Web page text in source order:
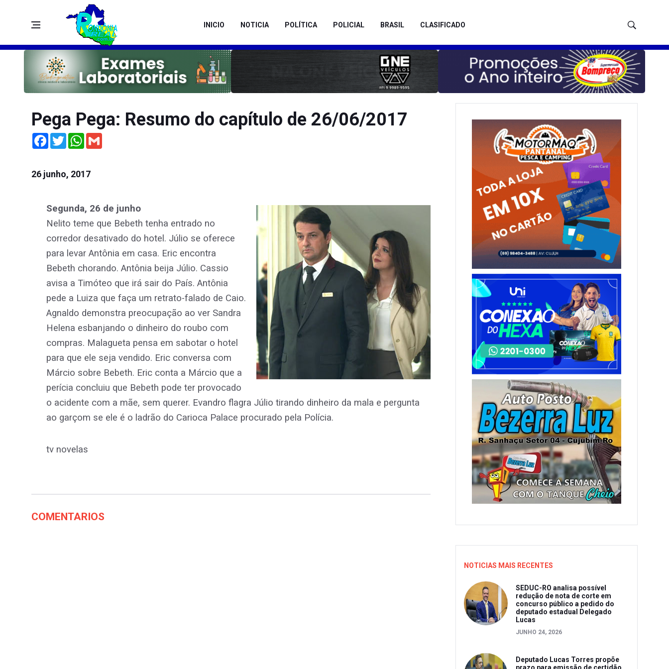
INICIO NOTICIA POLÍTICA POLICIAL BRASIL CLASIFICADO
Pega Pega: Resumo do capítulo de 26/06/2017
Facebook
TwitterWhatsApp
26 junho, 2017
Segunda, 26 de junho
Nelito teme que Bebeth tenha entrado no
corredor desativado do hotel. Júlio se oferece
para levar Antônia em casa. Eric encontra
Bebeth chorando. Antônia beija Júlio. Cassio
avisa a Timóteo que irá sair do País. Antônia
pede a Luiza que faça um retrato-falado de Caio.
Agnaldo demonstra preocupação ao ver Sandra
Helena esbanjando o dinheiro do roubo com
compras. Malagueta pensa em sabotar o hotel
para que ele seja vendido. Eric conversa com
Márcio sobre Bebeth. Eric conta a Márcio que a
perícia concluiu que Bebeth pode ter provocado
o acidente com a mãe, sem querer. Evandro flagra Júlio tirando dinheiro da mala e pergunta
ao garçom se ele é o ladrão do Carioca Palace procurado pela Polícia.
tv novelas
COMENTARIOS
NOTICIAS MAIS RECENTES
SEDUC-RO analisa possível
redução de nota de corte em
concurso público a pedido do
deputado estadual Delegado
Lucas
JUNHO 24, 2026
Deputado Lucas Torres propõe